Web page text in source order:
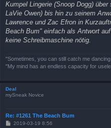
Kumpel Lingerie (Snoop Dogg)
LaVie Owen) bis hin zu seinem
Lawrence und Zac Efron in
Beach Bum" einfach als Antwort
keine Schreibmaschine nötig.
"Sometimes, you can still catch me
"My mind has an endless capacity for
Deal
mySneak Novice
Re: #1261 The Beach Bum
B2019-03-19 8:56